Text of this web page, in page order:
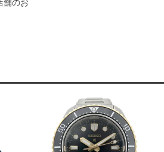
舗のお